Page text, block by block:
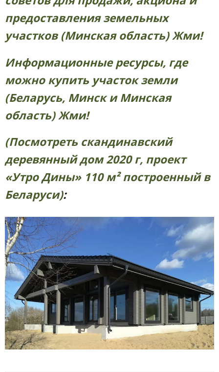
предоставления земельных
участков (Минская область) Жми!
Информационные ресурсы, где
можно купить участок земли
(Беларусь, Минск и Минская
область) Жми!
(Посмотреть скандинавский
деревянный дом 2020 г, проект
«Утро Дины» 110 м² построенный в
Беларуси):